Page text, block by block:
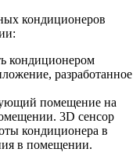
кондиционеров
кондиционером
разработанное
помещение на
3D сенсор
кондиционера в
в помещении.